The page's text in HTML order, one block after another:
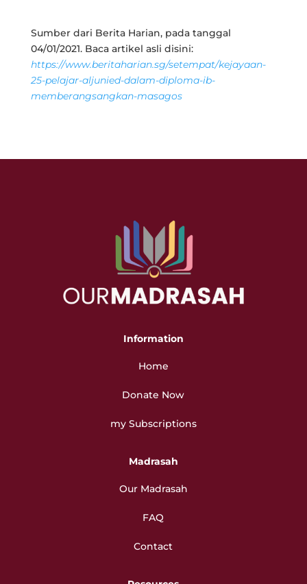
Sumber dari Berita Harian, pada tanggal
04/01/2021. Baca artikel asli disini:
https://www.beritaharian.sg/setempat/kejayaan-
25-pelajar-aljunied-dalam-diploma-ib-
memberangsangkan-masagos
Information
Home
Donate Now
my Subscriptions
Madrasah
Our Madrasah
FAQ
Contact